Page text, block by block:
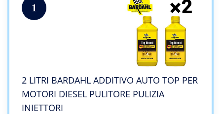
1
2 LITRI BARDAHL ADDITIVO AUTO TOP PER
MOTORI DIESEL PULITORE PULIZIA
INIETTORI